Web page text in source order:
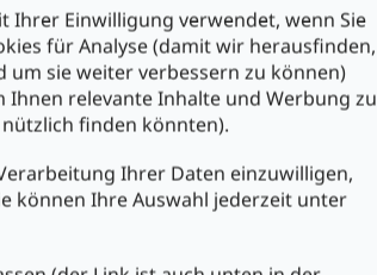
Ihrer Einwilligung verwendet, wenn Sie
für Analyse (damit wir herausfinden,
um sie weiter verbessern zu können)
relevante Inhalte und Werbung zu
finden könnten).
Ihrer Daten einzuwilligen,
können Ihre Auswahl jederzeit unter
die Ajax-Apps, die
Gehäuse oder die
ermittelt werden.
-Das Gerät ist mit einem RuB-
Versionen mit einem DN15
Ventil erhältlich.
kcmpatibel, die nach der